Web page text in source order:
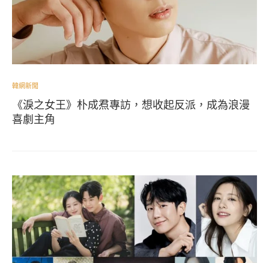
韓網新聞
《淚之女王》朴成焄專訪，想收起反派，成為浪漫
喜劇主角